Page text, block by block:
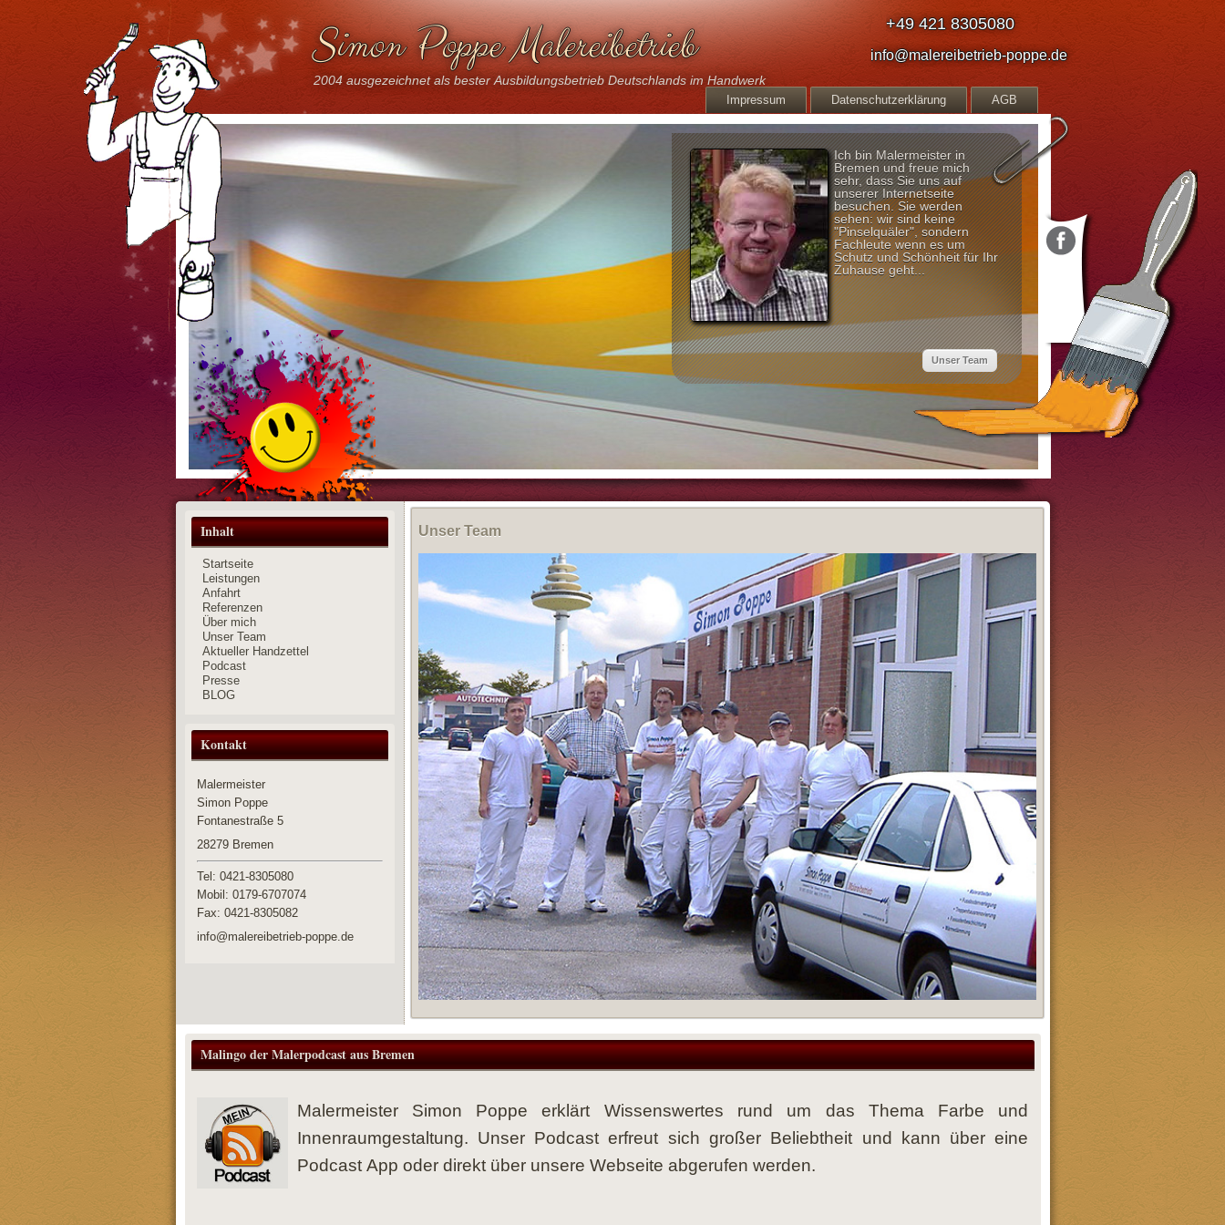
Unser Team
Ich bin Malermeister in
Bremen und freue mich
sehr, dass Sie uns auf
unserer Internetseite
besuchen. Sie werden
sehen: wir sind keine
"Pinselquäler", sondern
Fachleute wenn es um
Schutz und Schönheit für Ihr
Zuhause geht...
+49 421 8305080
info@malereibetrieb-poppe.de
Simon Poppe Malereibetrieb
2004 ausgezeichnet als bester Ausbildungsbetrieb Deutschlands im Handwerk
Impressum Datenschutzerklärung AGB
Inhalt
Startseite
Leistungen
Anfahrt
Referenzen
Über mich
Unser Team
Aktueller Handzettel
Podcast
Presse
BLOG
Kontakt
Malermeister
Simon Poppe
Fontanestraße 5
28279Bremen
Tel: 0421-8305080
Mobil: 0179-6707074
Fax: 0421-8305082
info@malereibetrieb-poppe.de
Unser Team
Malingo der Malerpodcast aus Bremen
Malermeister Simon Poppe erklärt Wissenswertes rund um das Thema Farbe und
Innenraumgestaltung. Unser Podcast erfreut sich großer Beliebtheit und kann über eine
Podcast App oder direkt über unsere Webseite abgerufen werden.